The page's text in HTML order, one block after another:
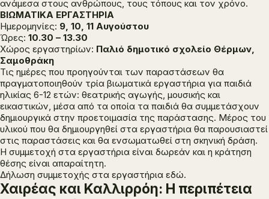
ανάμεσα στους ανθρώπους, τους τόπους και τον χρόνο.
ΒΙΩΜΑΤΙΚΑ ΕΡΓΑΣΤΗΡΙΑ
Ημερομηνίες: 9, 10, 11 Αυγούστου
Ώρες: 10.30 – 13.30
Χώρος εργαστηρίων: Παλιό δημοτικό σχολείο Θέρμων,
Σαμοθράκη
Τις ημέρες που προηγούνται των παραστάσεων θα
πραγματοποιηθούν τρία βιωματικά εργαστήρια για παιδιά
ηλικίας 6-12 ετών: θεατρικής αγωγής, μουσικής και
εικαστικών, μέσα από τα οποία τα παιδιά θα συμμετάσχουν
δημιουργικά στην προετοιμασία της παράστασης. Μέρος του
υλικού που θα δημιουργηθεί στα εργαστήρια θα παρουσιαστεί
στις παραστάσεις και θα ενσωματωθεί στη σκηνική δράση.
Η συμμετοχή στα εργαστήρια είναι δωρεάν και η κράτηση
θέσης είναι απαραίτητη.
Δήλωση συμμετοχής στα εργαστήρια εδώ.
Χαιρέας και Καλλιρρόη: Η περιπέτεια